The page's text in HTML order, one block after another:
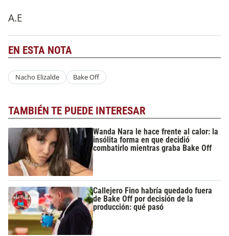
A.E
EN ESTA NOTA
Nacho Elizalde Bake Off
TAMBIÉN TE PUEDE INTERESAR
Wanda Nara le hace frente al calor: la
insólita forma en que decidió
combatirlo mientras graba Bake Off
Callejero Fino habría quedado fuera
de Bake Off por decisión de la
producción: qué pasó